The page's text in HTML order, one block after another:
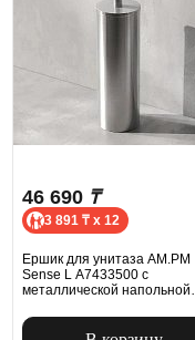
46 690 ₸
3 891 ₸ x 12
Ершик для унитаза AM.PM
Sense L A7433500 с
металлической напольной